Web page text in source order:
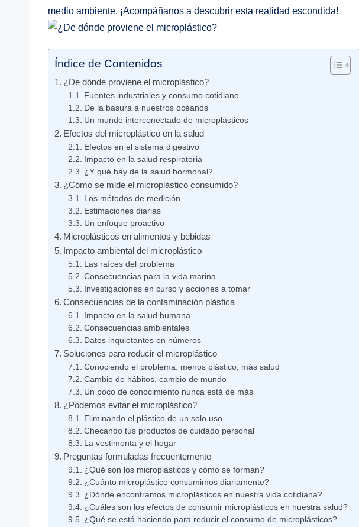
medio ambiente. ¡Acompáñanos a descubrir esta realidad escondida!
Índice de Contenidos
¿De dónde proviene el microplástico?
Fuentes industriales y consumo cotidiano
De la basura a nuestros océanos
Un mundo interconectado de microplásticos
Efectos del microplástico en la salud
Efectos en el sistema digestivo
Impacto en la salud respiratoria
¿Y qué hay de la salud hormonal?
¿Cómo se mide el microplástico consumido?
Los métodos de medición
Estimaciones diarias
Un enfoque proactivo
Microplásticos en alimentos y bebidas
Impacto ambiental del microplástico
Las raíces del problema
Consecuencias para la vida marina
Investigaciones en curso y acciones a tomar
Consecuencias de la contaminación plástica
Impacto en la salud humana
Consecuencias ambientales
Datos inquietantes en números
Soluciones para reducir el microplástico
Conociendo el problema: menos plástico, más salud
Cambio de hábitos, cambio de mundo
Un poco de conocimiento nunca está de más
¿Podemos evitar el microplástico?
Eliminando el plástico de un solo uso
Checando tus productos de cuidado personal
La vestimenta y el hogar
Preguntas formuladas frecuentemente
¿Qué son los microplásticos y cómo se forman?
¿Cuánto microplástico consumimos diariamente?
¿Dónde encontramos microplásticos en nuestra vida cotidiana?
¿Cuáles son los efectos de consumir microplásticos en nuestra salud?
¿Qué se está haciendo para reducir el consumo de microplásticos?